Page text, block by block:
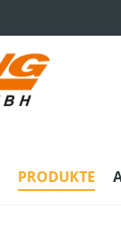
PRODUKTE